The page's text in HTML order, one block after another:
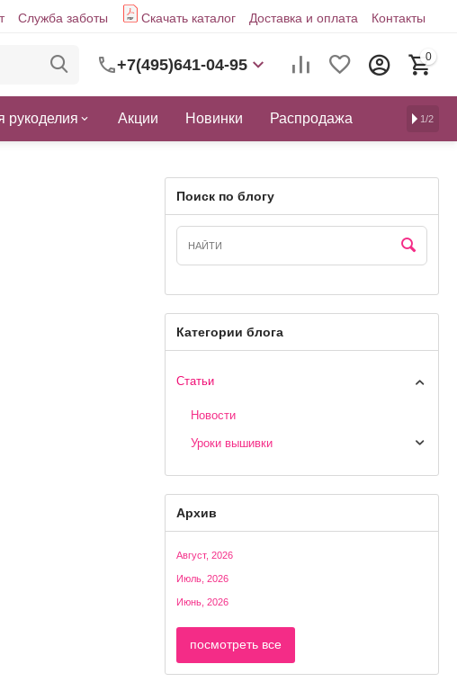
Служба заботы Скачать каталог Доставка и оплата Контакты
+7(495)641-04-95 0
рукоделия Акции Новинки Распродажа 1/2
Поиск по блогу
Категории блога
Статьи
Новости
Уроки вышивки
Архив
Август, 2026
Июль, 2026
Июнь, 2026
посмотреть все